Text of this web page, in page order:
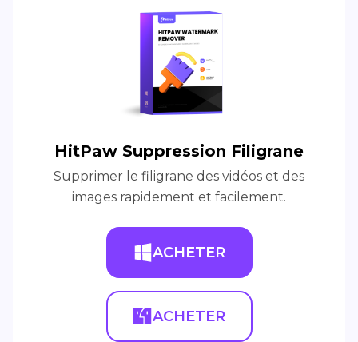
HitPaw Suppression Filigrane
Supprimer le filigrane des vidéos et des
images rapidement et facilement.
ACHETER
ACHETER